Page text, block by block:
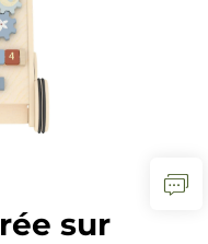
sur